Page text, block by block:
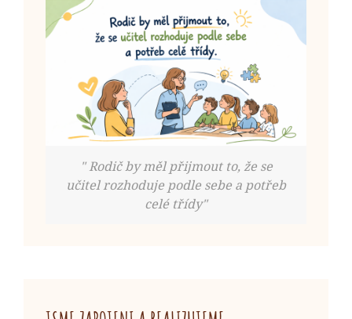
" Rodič by měl přijmout to, že se
učitel rozhoduje podle sebe a potřeb
celé třídy"